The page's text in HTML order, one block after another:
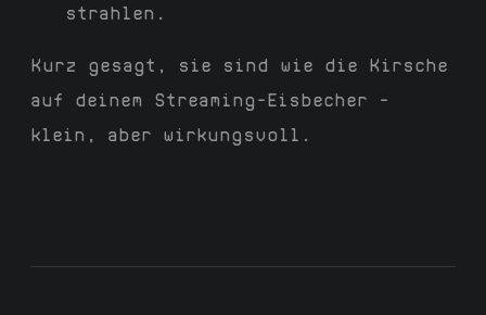
strahlen.
Kurz gesagt, sie sind wie die Kirsche
auf deinem Streaming-Eisbecher –
klein, aber wirkungsvoll.